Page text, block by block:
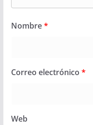
Nombre*
Correo electrónico *
Web